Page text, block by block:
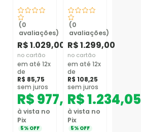
(0
avaliações)
R$1.029,00
no cartão
em até 12x
de
R$ 85,75
sem juros
R$977,55
à vista no
Pix
5% OFF
(0
avaliações)
R$1.299,00
no cartão
em até 12x
de
R$ 108,25
sem juros
R$1.234,05
à vista no
Pix
5% OFF